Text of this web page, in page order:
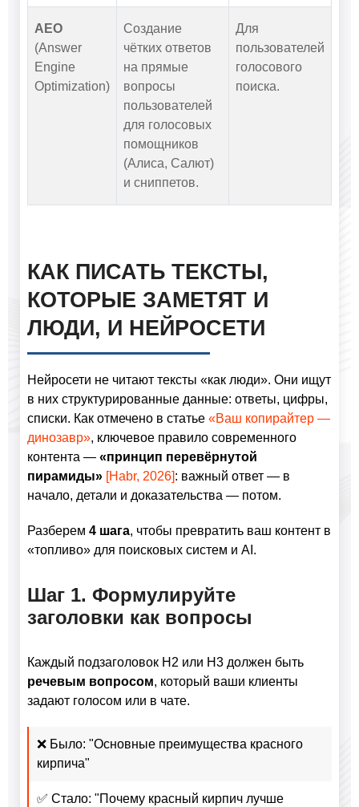
AEO
(Answer
Engine
Optimization)
Создание
чётких ответов
на прямые
вопросы
пользователей
для голосовых
помощников
(Алиса, Салют)
и сниппетов.
Для
пользователей
голосового
поиска.
КАК ПИСАТЬ ТЕКСТЫ,
КОТОРЫЕ ЗАМЕТЯТ И
ЛЮДИ, И НЕЙРОСЕТИ
Нейросети не читают тексты «как люди». Они ищут
в них структурированные данные: ответы, цифры,
списки. Как отмечено в статье «Ваш копирайтер —
динозавр», ключевое правило современного
контента — «принцип перевёрнутой
пирамиды» [Habr, 2026]: важный ответ — в
начало, детали и доказательства — потом.
Разберем 4 шага, чтобы превратить ваш контент в
«топливо» для поисковых систем и AI.
Шаг 1. Формулируйте
заголовки как вопросы
Каждый подзаголовок H2 или H3 должен быть
речевым вопросом, который ваши клиенты
задают голосом или в чате.
❌ Было: "Основные преимущества красного
кирпича"
✅ Стало: "Почему красный кирпич лучше